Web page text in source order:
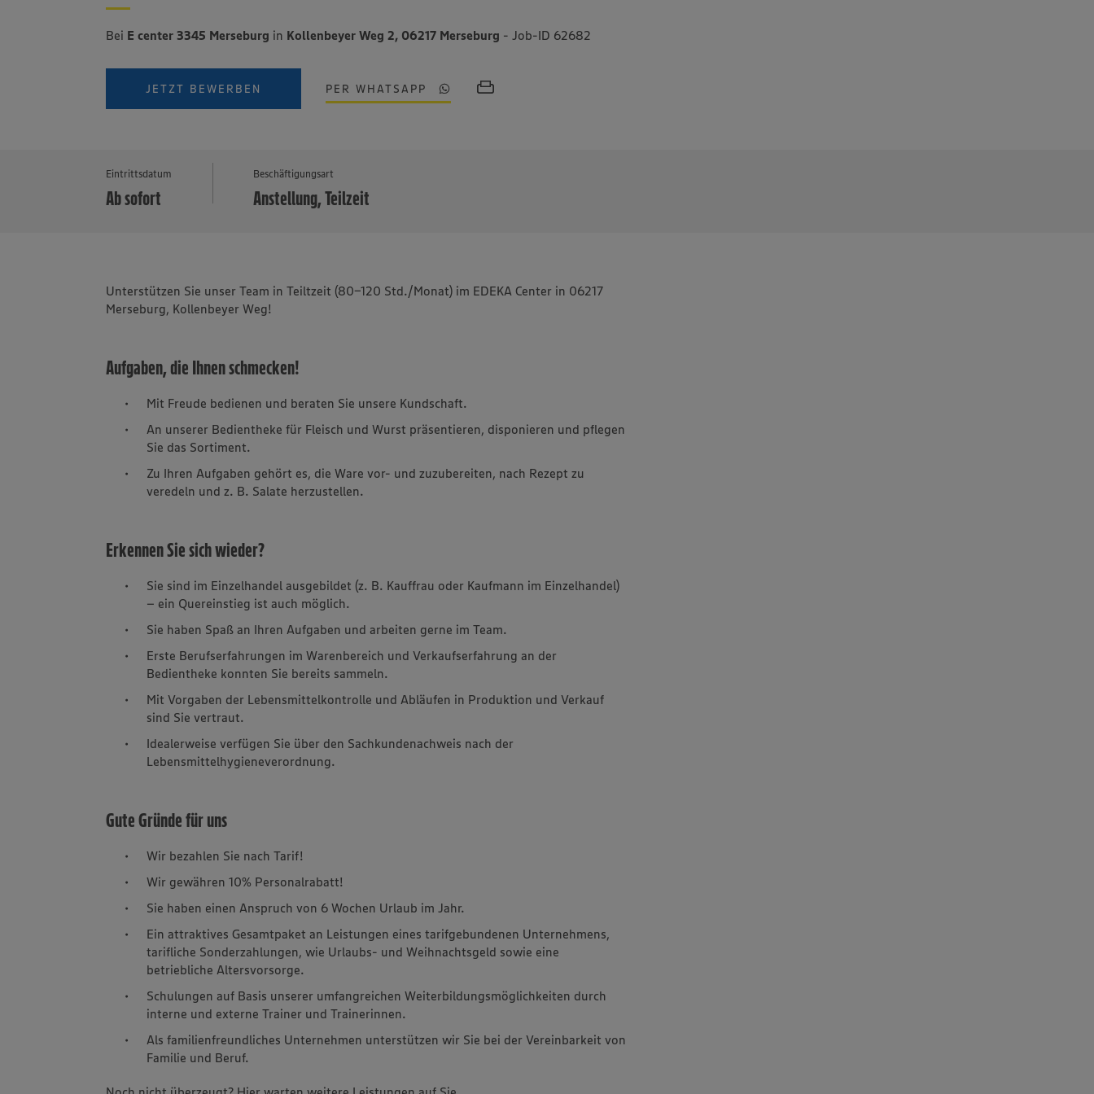
Bei E center 3345 Merseburg in Kollenbeyer Weg 2, 06217 Merseburg - Job-ID 62682
JETZT BEWERBEN PER WHATSAPP
Eintrittsdatum
Ab sofort
Beschäftigungsart
Anstellung, Teilzeit
Unterstützen Sie unser Team in Teiltzeit (80-120 Std./Monat) im EDEKA Center in 06217
Merseburg, Kollenbeyer Weg!
Aufgaben, die Ihnen schmecken!
Mit Freude bedienen und beraten Sie unsere Kundschaft.
An unserer Bedientheke für Fleisch und Wurst präsentieren, disponieren und pflegen
Sie das Sortiment.
Zu Ihren Aufgaben gehört es, die Ware vor- und zuzubereiten, nach Rezept zu
veredeln und z. B. Salate herzustellen.
Erkennen Sie sich wieder?
Sie sind im Einzelhandel ausgebildet (z. B. Kauffrau oder Kaufmann im Einzelhandel)
– ein Quereinstieg ist auch möglich.
Sie haben Spaß an Ihren Aufgaben und arbeiten gerne im Team.
Erste Berufserfahrungen im Warenbereich und Verkaufserfahrung an der
Bedientheke konnten Sie bereits sammeln.
Mit Vorgaben der Lebensmittelkontrolle und Abläufen in Produktion und Verkauf
sind Sie vertraut.
Idealerweise verfügen Sie über den Sachkundenachweis nach der
Lebensmittelhygieneverordnung.
Gute Gründe für uns
Wir bezahlen Sie nach Tarif!
Wir gewähren 10% Personalrabatt!
Sie haben einen Anspruch von 6 Wochen Urlaub im Jahr.
Ein attraktives Gesamtpaket an Leistungen eines tarifgebundenen Unternehmens,
tarifliche Sonderzahlungen, wie Urlaubs- und Weihnachtsgeld sowie eine
betriebliche Altersvorsorge.
Schulungen auf Basis unserer umfangreichen Weiterbildungsmöglichkeiten durch
interne und externe Trainer und Trainerinnen.
Als familienfreundliches Unternehmen unterstützen wir Sie bei der Vereinbarkeit von
Familie und Beruf.